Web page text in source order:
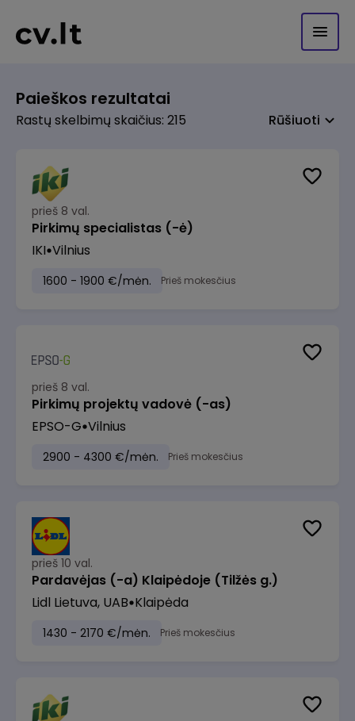
Paieškos rezultatai
Rastų skelbimų skaičius: 215 Rūšiuoti
prieš 8 val.
Pirkimų specialistas (-ė)
IKI Vilnius
1600 - 1900 €/mėn. Prieš mokesčius
prieš 8 val.
Pirkimų projektų vadovė (-as)
EPSO-G Vilnius
2900 - 4300 €/mėn. Prieš mokesčius
prieš 10 val.
Pardavėjas (-a) Klaipėdoje (Tilžės g.)
Lidl Lietuva, UAB Klaipėda
1430 - 2170 €/mėn. Prieš mokesčius